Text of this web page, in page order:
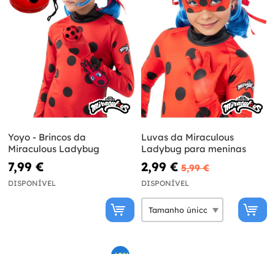
Yoyo - Brincos da
Miraculous Ladybug
7,99 €
DISPONÍVEL
Luvas da Miraculous
Ladybug para meninas
2,99 € 5,99 €
DISPONÍVEL